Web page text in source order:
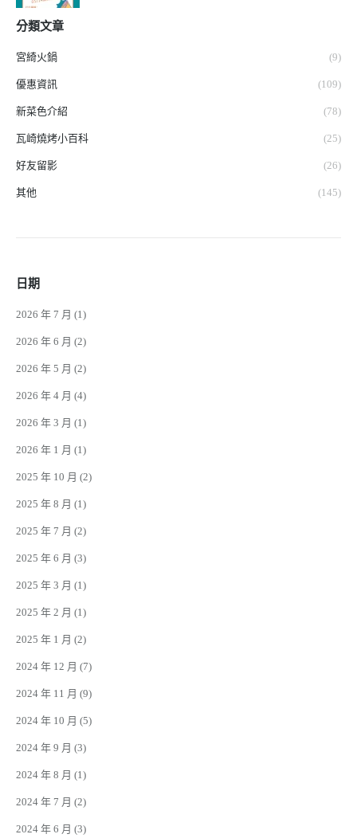
分類文章
宮綺火鍋 (9)
優惠資訊 (109)
新菜色介紹 (78)
瓦崎燒烤小百科 (25)
好友留影 (26)
其他 (145)
日期
2026 年 7 月 (1)
2026 年 6 月 (2)
2026 年 5 月 (2)
2026 年 4 月 (4)
2026 年 3 月 (1)
2026 年 1 月 (1)
2025 年 10 月 (2)
2025 年 8 月 (1)
2025 年 7 月 (2)
2025 年 6 月 (3)
2025 年 3 月 (1)
2025 年 2 月 (1)
2025 年 1 月 (2)
2024 年 12 月 (7)
2024 年 11 月 (9)
2024 年 10 月 (5)
2024 年 9 月 (3)
2024 年 8 月 (1)
2024 年 7 月 (2)
2024 年 6 月 (3)